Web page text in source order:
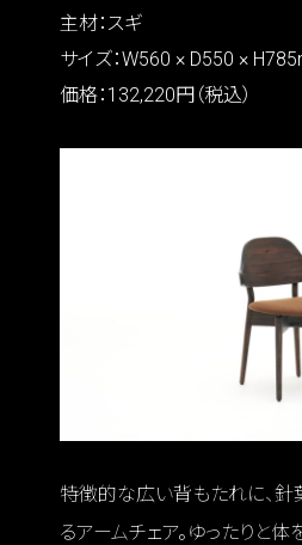
主材：スギ
サイズ：W560 × D550 ×
価格：132,220円（税込）
特徴的な広い背もたれに、
るアームチェア。ゆったりと